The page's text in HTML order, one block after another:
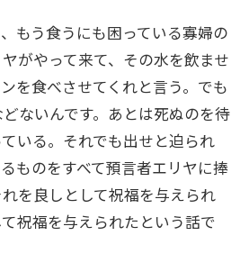
もう食うにも困っている寡婦の
がやって来て、その水を飲ませ
を食べさせてくれと言う。でも
ないんです。あとは死ぬのを待
いる。それでも出せと迫られ
ものをすべて預言者エリヤに捧
を良しとして祝福を与えられ
祝福を与えられたという話で